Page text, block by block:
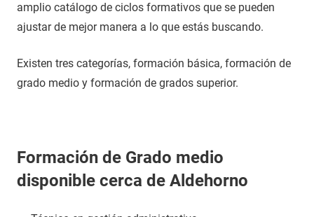
amplio catálogo de ciclos formativos que se pueden
ajustar de mejor manera a lo que estás buscando.
Existen tres categorías, formación básica, formación de
grado medio y formación de grados superior.
Formación de Grado medio
disponible cerca de Aldehorno